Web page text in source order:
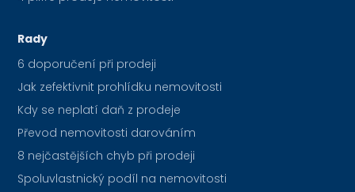
Rady
6 doporučení při prodeji
Jak zefektivnit prohlídku nemovitosti
Kdy se neplatí daň z prodeje
Převod nemovitosti darováním
8 nejčastějších chyb při prodeji
Spoluvlastnický podíl na nemovitosti